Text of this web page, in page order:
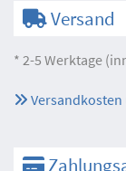
Versand
* 2-5 Werktage